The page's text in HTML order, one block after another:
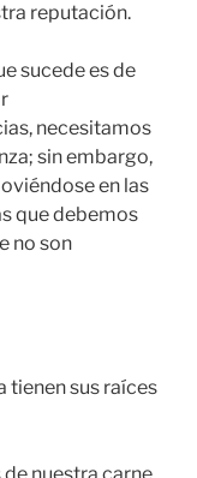
reputación.
sucede es de
necesitamos
sin embargo,
en las
que debemos
no son
tienen sus raíces